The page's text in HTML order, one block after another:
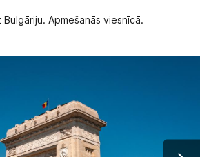
Bulgāriju. Apmešanās viesnīcā.